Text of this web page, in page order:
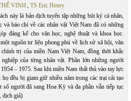
VINH, TS Eric Henry
này là bản dịch tuyển tập những bút ký cá nhân,
và báo chí về các nhân vật Việt Nam đã có những
đáng kể cho văn học, nghệ thuật và khoa học.
nguồn tư liệu phong phú về lịch sử xã hội, văn
chính trị của miền Nam Việt Nam, đồng thời khắc
nghiệp của từng nhân vật. Phần lớn những người
– 1975. Sau khi miền Nam thất thủ vào tay lực
đều bị giam giữ nhiều năm trong các trại cải tạo
số người đã sang Hoa Kỳ và đa phần vẫn tiếp tục
dịch giả)